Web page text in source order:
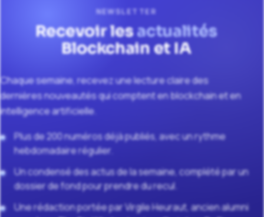
NEWSLETTER
Recevoir lesactualités
Blockchain et IA
Chaque semaine, recevez une lecture claire des
dernières nouveautés qui comptent en blockchain et en
intelligence artificielle.
Plus de 200 numéros déjà publiés, avec un rythme
hebdomadaire régulier.
Un condensé des actus de la semaine, complété par un
dossier de fond pour prendre du recul.
Une rédaction portée par Virgile Heuraut, ancien alumni